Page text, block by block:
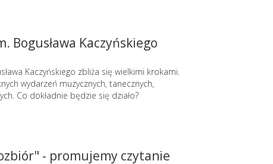
Bogusława Kaczyńskiego
Kaczyńskiego zbliża się wielkimi krokami.
wydarzeń muzycznych, tanecznych,
Co dokładnie będzie się działo?
- promujemy czytanie